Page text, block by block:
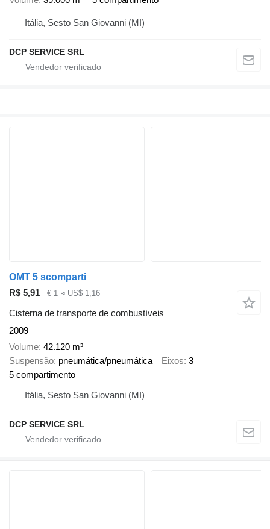
Itália, Sesto San Giovanni (MI)
DCP SERVICE SRL
OMT 5 scomparti
R$ 5,91
€ 1 ≈ US$ 1,16
Cisterna de transporte de combustíveis
2009
Volume 42.120 m³
Suspensão pneumática/pneumática Eixos 3
5 compartimento
Itália, Sesto San Giovanni (MI)
DCP SERVICE SRL